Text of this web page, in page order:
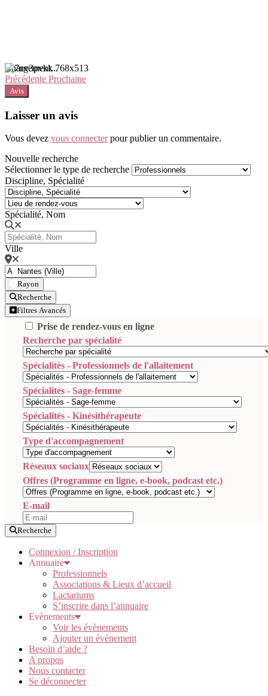
Chargement...
Précédente Prochaine
Avis
Laisser un avis
Vous devez vous connecterpour publier un commentaire.
Nouvelle recherche
Sélectionner le type de recherche
Discipline, Spécialité
Spécialité, Nom
Ville
Rayon
Recherche
Filtres Avancés
Prise de rendez-vous en ligne
Recherche par spécialité
Spécialités - Professionnels de l'allaitement
Spécialités - Sage-femme
Spécialités - Kinésithérapeute
Type d'accompagnement
Réseaux sociaux
Offres (Programme en ligne, e-book, podcast etc.)
E-mail
Recherche
Connexion / Inscription
Annuaire
Professionnels
Associations & Lieux d’accueil
Lactariums
S’inscrire dans l’annuaire
Evènements
Voir les évènements
Ajouter un évènement
Besoin d’aide ?
A propos
Nous contacter
Se déconnecter